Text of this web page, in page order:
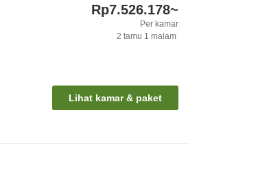
Rp7.526.178~
Per kamar
2 tamu 1 malam
Lihat kamar & paket